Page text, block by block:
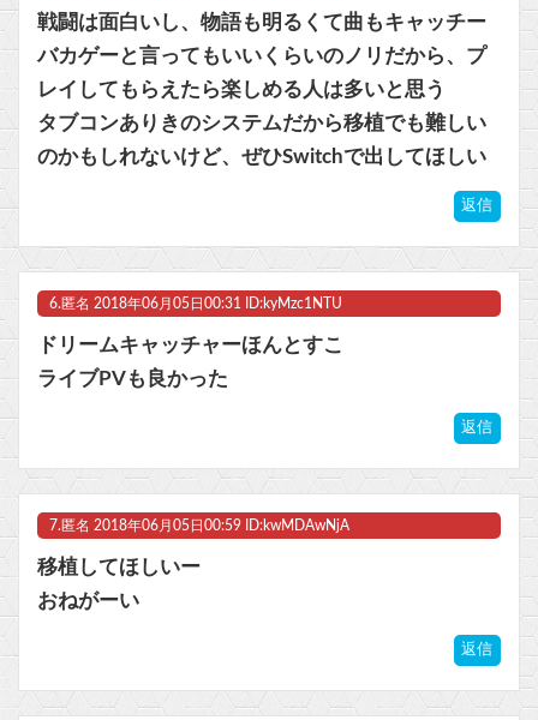
戦闘は面白いし、物語も明るくて曲もキャッチー
バカゲーと言ってもいいくらいのノリだから、プ
レイしてもらえたら楽しめる人は多いと思う
タブコンありきのシステムだから移植でも難しい
のかもしれないけど、ぜひSwitchで出してほしい
返信
6. 匿名 2018年06月05日00:31 ID:kyMzc1NTU
ドリームキャッチャーほんとすこ
ライブPVも良かった
返信
7. 匿名 2018年06月05日00:59 ID:kwMDAwNjA
移植してほしいー
おねがーい
返信